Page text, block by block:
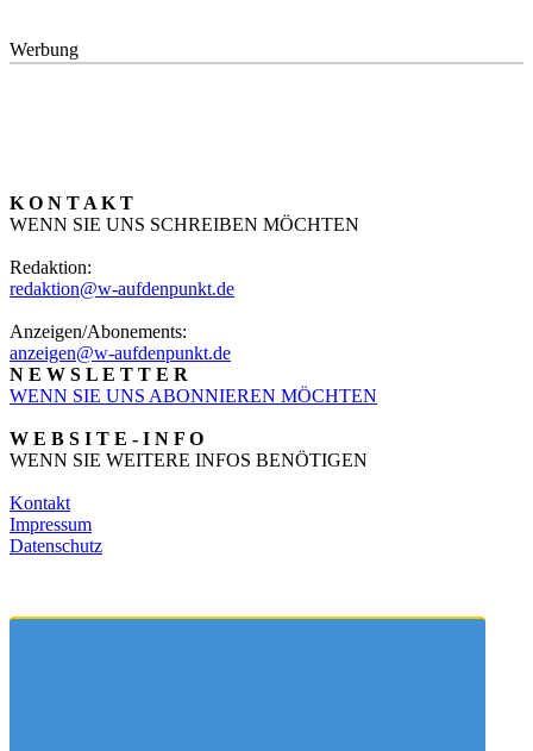
Werbung
K O N T A K T
WENN SIE UNS SCHREIBEN MÖCHTEN
Redaktion:
redaktion@w-aufdenpunkt.de
Anzeigen/Abonements:
anzeigen@w-aufdenpunkt.de
N E W S L E T T E R
WENN SIE UNS ABONNIEREN MÖCHTEN
W E B S I T E - I N F O
WENN SIE WEITERE INFOS BENÖTIGEN
Kontakt
Impressum
Datenschutz